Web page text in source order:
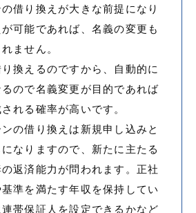
借り換えが大きな前提になり
可能であれば、名義の変更も
ません。
換えるのですから、自動的に
ので名義変更が目的であれば
れる確率が高いです。
の借り換えは新規申し込みと
なりますので、新たに主たる
返済能力が問われます。正社
準を満たす年収を保持してい
帯保証人を設定できるかなど